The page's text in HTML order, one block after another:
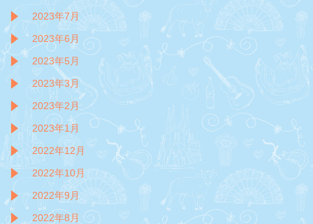
2023年7月
2023年6月
2023年5月
2023年3月
2023年2月
2023年1月
2022年12月
2022年10月
2022年9月
2022年8月